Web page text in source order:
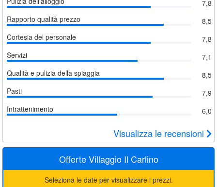
7,8
Rapporto qualità prezzo
8,5
Cortesia del personale
7,8
Servizi
7,1
Qualità e pulizia della spiaggia
8,5
Pasti
7,9
Intrattenimento
6,0
Visualizza le recensioni
Offerte Villaggio Il Carlino
Seleziona le date per visualizzare i prezzi.